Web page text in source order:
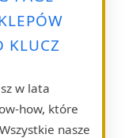
KLUCZ
w lata
how, które
nasze